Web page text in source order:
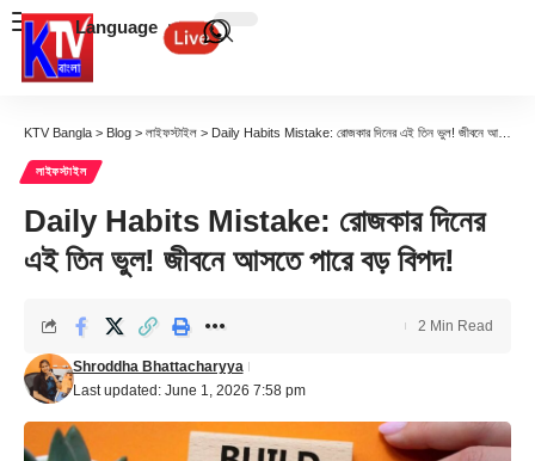
Language
KTV Bangla > Blog > লাইফস্টাইল > Daily Habits Mistake: রোজকার দিনের এই তিন ভুল! জীবনে আসতে পারে বড় বিপদ!
লাইফস্টাইল
Daily Habits Mistake: রোজকার দিনের
এই তিন ভুল! জীবনে আসতে পারে বড় বিপদ!
Last updated: June 1, 2026 7:58 pm
Shroddha Bhattacharyya
2 Min Read